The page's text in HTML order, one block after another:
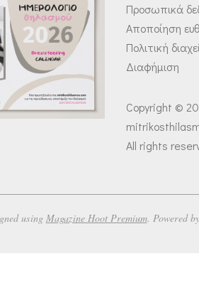
Προσωπικά
Αποποίηση
Πολιτική
Διαφήμιση
Copyright ©
All rights
using Magazine Hoot Premium. Powered by